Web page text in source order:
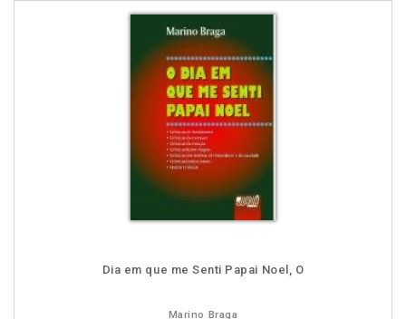
Dia em que me Senti Papai Noel, O
Marino Braga